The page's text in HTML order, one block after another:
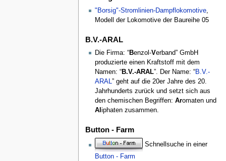
"Borsig"-Stromlinien-Dampflokomotive,
Modell der Lokomotive der Baureihe 05
B.V.-ARAL
Die Firma: “Benzol-Verband” GmbH
produzierte einen Kraftstoff mit dem
Namen: “B.V.-ARAL”. Der Name: “B.V.-
ARAL ” geht auf die 20er Jahre des 20.
Jahrhunderts zurück und setzt sich aus
den chemischen Begriffen: Aromaten und
Al iphaten zusammen.
Button - Farm
Schnellsuche in einer
Button - Farm